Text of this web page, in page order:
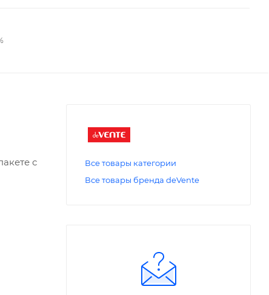
с
Все товары категории
Все товары бренда deVente